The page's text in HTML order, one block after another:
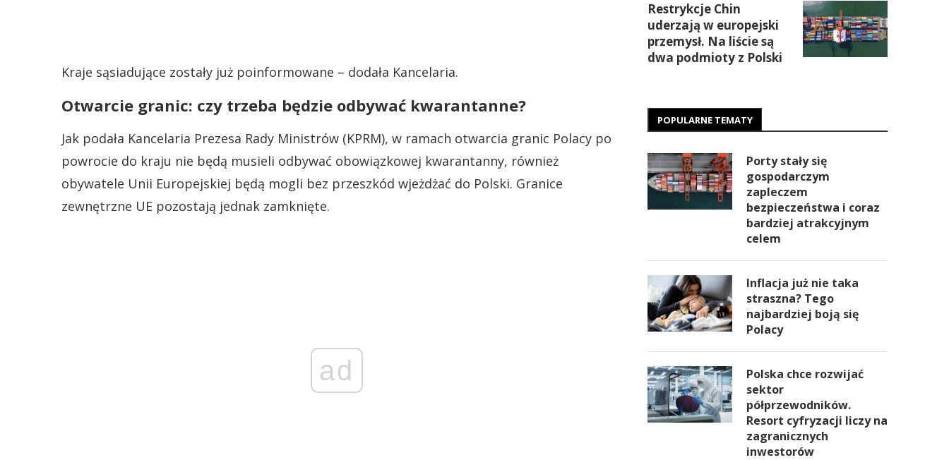
Kraje sąsiadujące zostały już poinformowane – dodała Kancelaria.
Otwarcie granic: czy trzeba będzie odbywać kwarantanne?
Jak podała Kancelaria Prezesa Rady Ministrów (KPRM), w ramach otwarcia granic Polacy po
powrocie do kraju nie będą musieli odbywać obowiązkowej kwarantanny, również
obywatele Unii Europejskiej będą mogli bez przeszkód wjeżdżać do Polski. Granice
zewnętrzne UE pozostają jednak zamknięte.
ad
Restrykcje Chin
uderzają w europejski
przemysł. Na liście są
dwa podmioty z Polski
POPULARNE TEMATY
Porty stały się
gospodarczym
zapleczem
bezpieczeństwa i coraz
bardziej atrakcyjnym
celem
Inflacja już nie taka
straszna? Tego
najbardziej boją się
Polacy
Polska chce rozwijać
sektor
półprzewodników.
Resort cyfryzacji liczy na
zagranicznych
inwestorów